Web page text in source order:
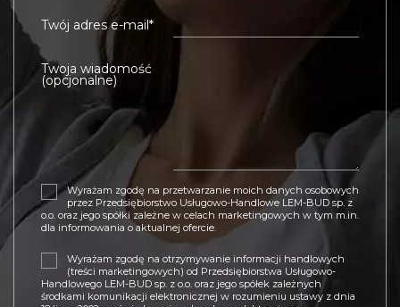
Twój adres e-mail*
Twoja wiadomość
(opcjonalne)
Wyrażam zgodę na przetwarzanie moich danych osobowych
przez Przedsiębiorstwo Usługowo-Handlowe LEM-BUD sp. z
o.o. oraz jego spółki zależne w celach marketingowych w tym m.in.
dla informowania o aktualnej ofercie.
Wyrażam zgodę na otrzymywanie informacji handlowych
(treści marketingowych) od Przedsiębiorstwa Usługowo-
Handlowego LEM-BUD sp. z o.o. oraz jego spółek zależnych
środkami komunikacji elektronicznej w rozumieniu ustawy z dnia